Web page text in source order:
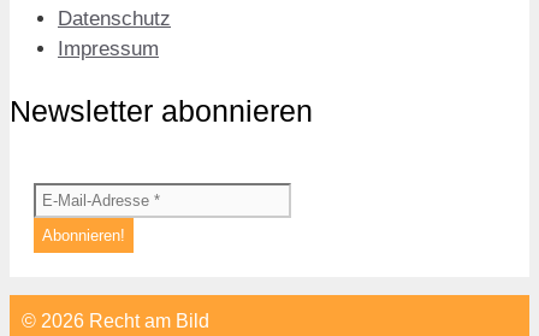
Datenschutz
Impressum
Newsletter abonnieren
© 2026 Recht am Bild